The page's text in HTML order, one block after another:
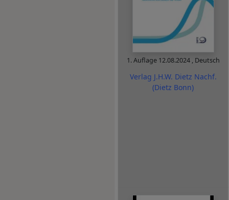
1. Auflage 12.08.2024 , Deutsch
Verlag J.H.W. Dietz Nachf.
(Dietz Bonn)